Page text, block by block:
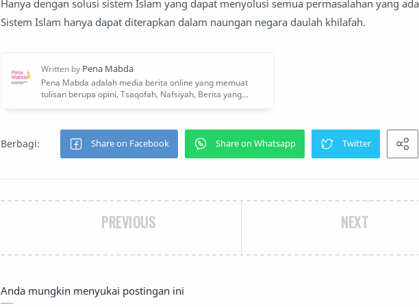
Hanya dengan solusi sistem Islam yang dapat menyolusi semua permasalahan yang
Sistem Islam hanya dapat diterapkan dalam naungan negara daulah khilafah.
NEXT
PREVIOUS
Anda mungkin menyukai postingan ini